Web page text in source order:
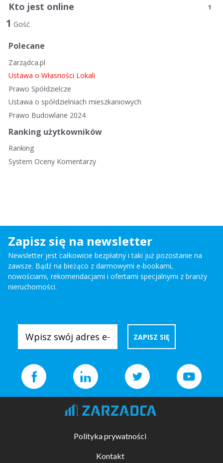
s
t
d
s
k
u
s
n
Kto jest online 1
1 Gość
Polecane
Zarządca.pl
Ustawa o Własności Lokali
Prawo Spółdzielcze
Ustawa o spółdzielniach mieszkaniowych
Prawo Budowlane 2024
Ranking użytkowników
Ranking
System Oceny Komentarzy
Zapisz się na newsletter
Newsletter jest całkowicie bezpłatny i taki już pozostanie na
zawsze. Bądź na bieżąco z darmowymi e-bookami,
nowościami, rekomendacjami i ofertami specjalnymi z branży
nieruchomości.
Polityka prywatności
Kontakt